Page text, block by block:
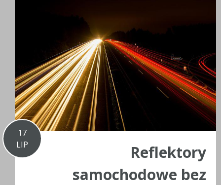
17
LIP
Reflektory
samochodowe bez